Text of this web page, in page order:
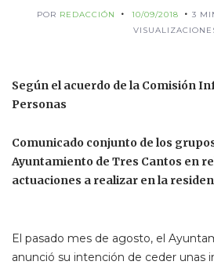
POR REDACCIÓN 10/09/2018 3
Según el acuerdo de la Comisión
Personas
Comunicado conjunto de los
Ayuntamiento de Tres Cantos en
actuaciones a realizar en la
El pasado mes de agosto, el
anunció su intención de ceder unas